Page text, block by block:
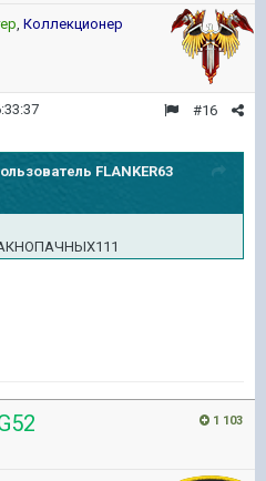
, Коллекционер
#16
FLANKER63
1 103